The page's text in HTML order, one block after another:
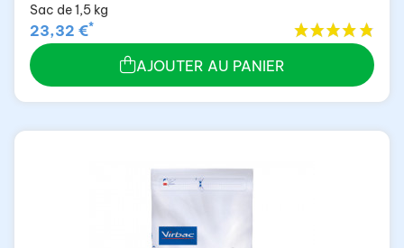
Sac de 1,5 kg
23,32 €*
AJOUTER AU PANIER